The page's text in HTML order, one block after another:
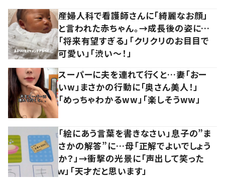
産婦人科で看護師さんに「綺麗なお顔」
と言われた赤ちゃん。→成長後の姿に…
「将来有望すぎる」「クリクリのお目目で
可愛い」「渋い～！」
スーパーに夫を連れて行くと…妻「おー
いw」まさかの行動に「奥さん美人！」
「めっちゃわかるww」「楽しそうww」
「絵にあう言葉を書きなさい」息子の”ま
さかの解答”に…母「正解でよいでしょう
か？」→衝撃の光景に「声出して笑った
ｗ」「天才だと思います」